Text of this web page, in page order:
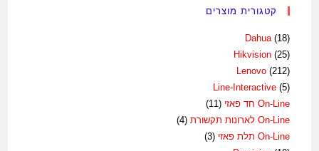
קטגורית מוצרים
Dahua (18)
Hikvision (25)
Lenovo (212)
Line-Interactive (5)
On-Line חד פאזי
(11)
On-Line לארונות תקשורת
(4)
On-Line תלת פאזי
(3)